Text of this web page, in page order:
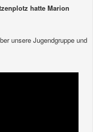
hatte Marion
unsere Jugendgruppe und